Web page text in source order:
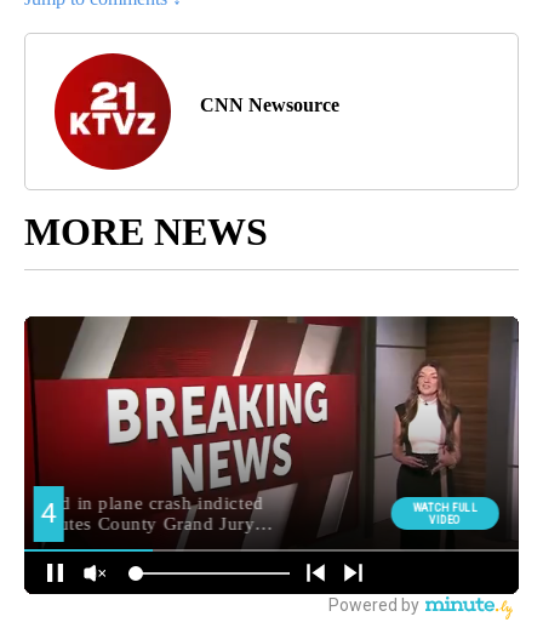
CNN Newsource
MORE NEWS